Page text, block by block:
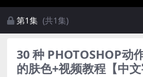
第1集 (共1集)
30 种 PHOTOSHOP动
的肤色+视频教程【中文